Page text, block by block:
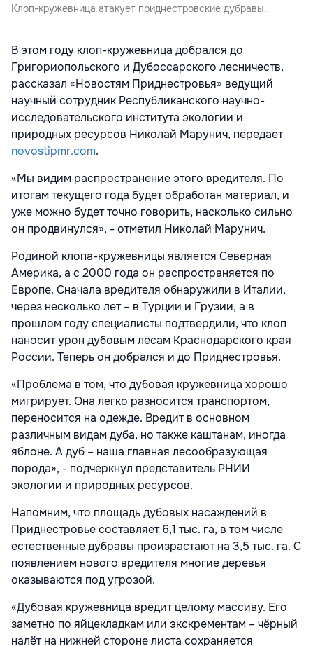
Клоп-кружевница атакует приднестровские дубравы.
В этом году клоп-кружевница добрался до
Григориопольского и Дубоссарского лесничеств,
рассказал «Новостям Приднестровья» ведущий
научный сотрудник Республиканского научно-
исследовательского института экологии и
природных ресурсов Николай Марунич, передает
novostipmr.com.
«Мы видим распространение этого вредителя. По
итогам текущего года будет обработан материал, и
уже можно будет точно говорить, насколько сильно
он продвинулся», - отметил Николай Марунич.
Родиной клопа-кружевницы является Северная
Америка, а с 2000 года он распространяется по
Европе. Сначала вредителя обнаружили в Италии,
через несколько лет – в Турции и Грузии, а в
прошлом году специалисты подтвердили, что клоп
наносит урон дубовым лесам Краснодарского края
России. Теперь он добрался и до Приднестровья.
«Проблема в том, что дубовая кружевница хорошо
мигрирует. Она легко разносится транспортом,
переносится на одежде. Вредит в основном
различным видам дуба, но также каштанам, иногда
яблоне. А дуб – наша главная лесообразующая
порода», - подчеркнул представитель РНИИ
экологии и природных ресурсов.
Напомним, что площадь дубовых насаждений в
Приднестровье составляет 6,1 тыс. га, в том числе
естественные дубравы произрастают на 3,5 тыс. га. С
появлением нового вредителя многие деревья
оказываются под угрозой.
«Дубовая кружевница вредит целому массиву. Его
заметно по яйцекладкам или экскрементам – чёрный
налёт на нижней стороне листа сохраняется